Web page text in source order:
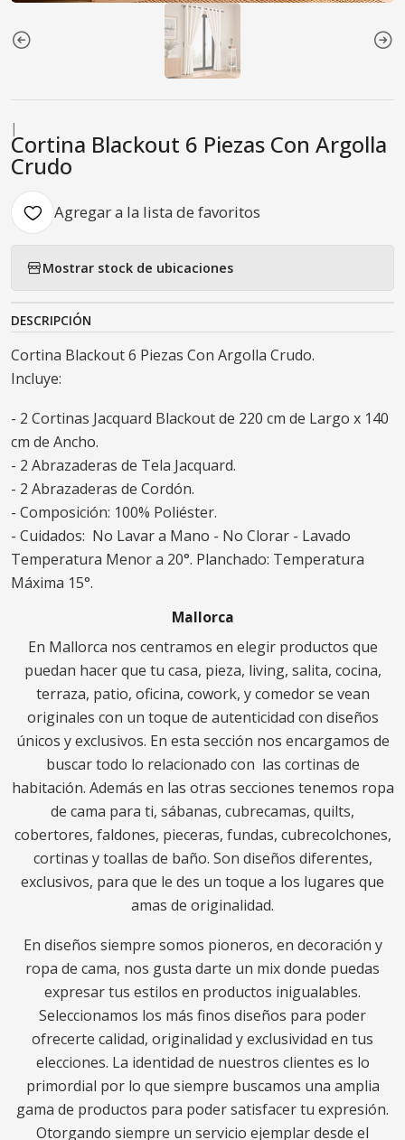
|
Cortina Blackout 6 Piezas Con Argolla
Crudo
Agregar a la lista de favoritos
Mostrar stock de ubicaciones
DESCRIPCIÓN
Cortina Blackout 6 Piezas Con Argolla Crudo.
Incluye:
- 2 Cortinas Jacquard Blackout de 220 cm de Largo x 140
cm de Ancho.
- 2 Abrazaderas de Tela Jacquard.
- 2 Abrazaderas de Cordón.
- Composición: 100% Poliéster.
- Cuidados: No Lavar a Mano - No Clorar - Lavado
Temperatura Menor a 20°. Planchado: Temperatura
Máxima 15°.
Mallorca
En Mallorca nos centramos en elegir productos que
puedan hacer que tu casa, pieza, living, salita, cocina,
terraza, patio, oficina, cowork, y comedor se vean
originales con un toque de autenticidad con diseños
únicos y exclusivos. En esta sección nos encargamos de
buscar todo lo relacionado con las cortinas de
habitación. Además en las otras secciones tenemos ropa
de cama para ti, sábanas, cubrecamas, quilts,
cobertores, faldones, pieceras, fundas, cubrecolchones,
cortinas y toallas de baño. Son diseños diferentes,
exclusivos, para que le des un toque a los lugares que
amas de originalidad.
En diseños siempre somos pioneros, en decoración y
ropa de cama, nos gusta darte un mix donde puedas
expresar tus estilos en productos inigualables.
Seleccionamos los más finos diseños para poder
ofrecerte calidad, originalidad y exclusividad en tus
elecciones. La identidad de nuestros clientes es lo
primordial por lo que siempre buscamos una amplia
gama de productos para poder satisfacer tu expresión.
Otorgando siempre un servicio ejemplar desde el